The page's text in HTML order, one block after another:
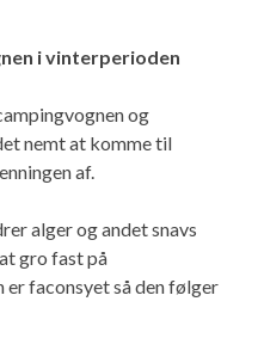
Kundeklub
i vinterperioden
og
nemt at komme til
af.
alger og andet snavs
gro fast på
er faconsyet så den følger